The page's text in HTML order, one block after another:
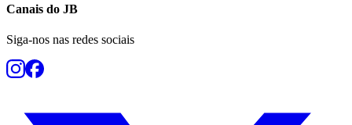
Canais do JB
Siga-nos nas redes sociais